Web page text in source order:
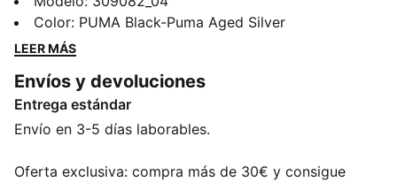
legado automovilístico de Ferrari. Esta gama de
calzado, ropa y accesorios combina estilo, comodidad
de Scuderia Ferrari, para que puedas disfrutar el
legado de Ferrari allá donde vayas.
CARACTERÍSTICAS + BENEFICIOS
menos un 20 % de materiales reciclados
Color: PUMA Black-Puma Aged Silver
LEER MÁS
Envíos y devoluciones
Entrega estándar
Envío en 3-5 días laborables.
Oferta exclusiva: compra más de 30€ y consigue